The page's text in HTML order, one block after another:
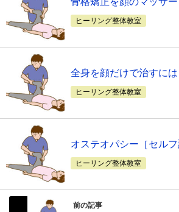
ヒーリング整体教室
全身を顔だけで治すには
ヒーリング整体教室
オステオパシー［セルフ
ヒーリング整体教室
前の記事